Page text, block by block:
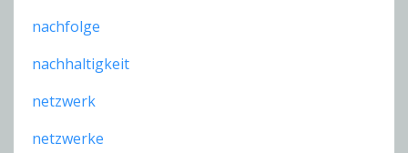
nachfolge
nachhaltigkeit
netzwerk
netzwerke